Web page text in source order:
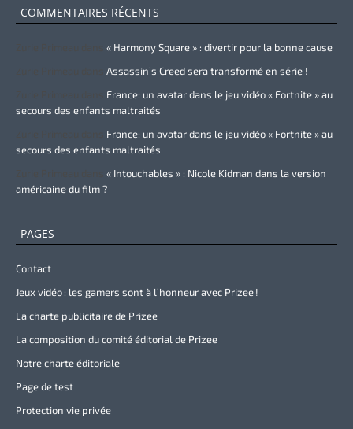
COMMENTAIRES RÉCENTS
« Harmony Square » : divertir pour la bonne cause
Assassin’s Creed sera transformé en série !
France: un avatar dans le jeu vidéo « Fortnite » au
secours des enfants maltraités
France: un avatar dans le jeu vidéo « Fortnite » au
secours des enfants maltraités
« Intouchables » : Nicole Kidman dans la version
américaine du film ?
PAGES
Contact
Jeux vidéo : les gamers sont à l’honneur avec Prizee !
La charte publicitaire de Prizee
La composition du comité éditorial de Prizee
Notre charte éditoriale
Page de test
Protection vie privée